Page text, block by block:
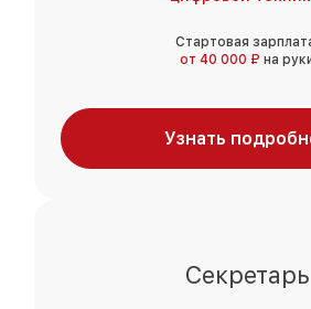
Стартовая
от 40 000 ₽ на
Узнать
Секретарь